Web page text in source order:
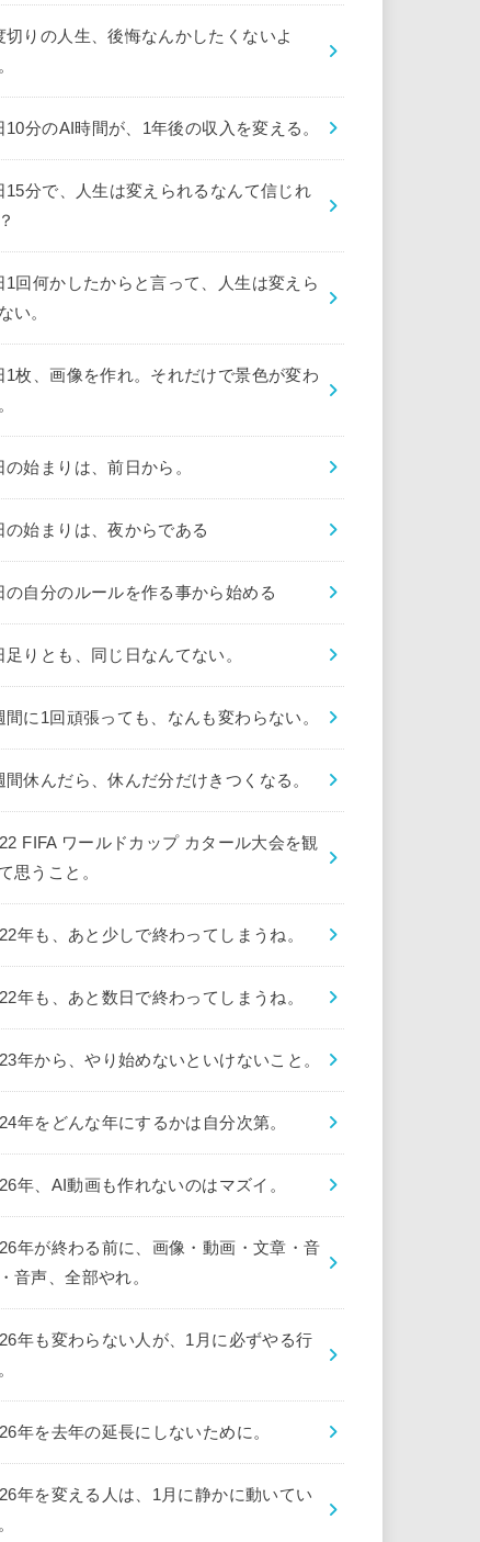
切りの人生、後悔なんかしたくないよ
10分のAI時間が、1年後の収入を変える。
15分で、人生は変えられるなんて信じれ
1回何かしたからと言って、人生は変えら
い。
1枚、画像を作れ。それだけで景色が変わ
の始まりは、前日から。
の始まりは、夜からである
の自分のルールを作る事から始める
足りとも、同じ日なんてない。
間に1回頑張っても、なんも変わらない。
間休んだら、休んだ分だけきつくなる。
FIFA ワールドカップ カタール大会を観
思うこと。
年も、あと少しで終わってしまうね。
年も、あと数日で終わってしまうね。
年から、やり始めないといけないこと。
年をどんな年にするかは自分次第。
年、AI動画も作れないのはマズイ。
年が終わる前に、画像・動画・文章・音
音声、全部やれ。
年も変わらない人が、1月に必ずやる行
年を去年の延長にしないために。
年を変える人は、1月に静かに動いてい